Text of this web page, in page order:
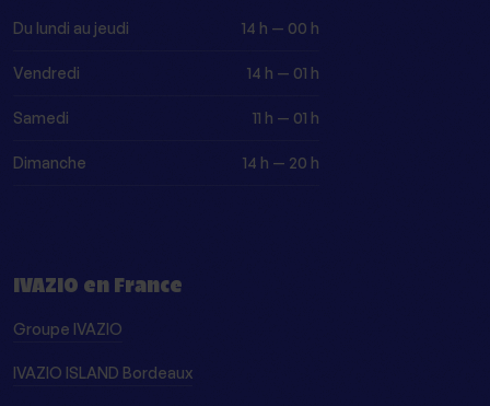
Du lundi au jeudi 14 h — 00 h
Vendredi 14 h — 01 h
Samedi 11 h — 01 h
Dimanche 14 h — 20 h
IVAZIO en France
Groupe IVAZIO
IVAZIO ISLAND Bordeaux